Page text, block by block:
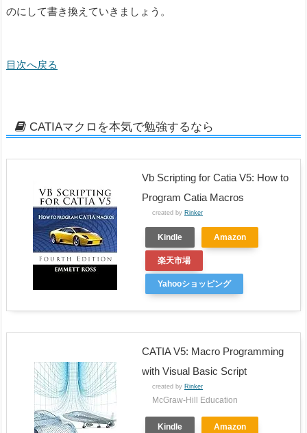
のにして書き換えていきましょう。
目次へ戻る
CATIAマクロを本気で勉強するなら
Vb Scripting for Catia V5: How to
Program Catia Macros
created by Rinker
Kindle Amazon
楽天市場
Yahooショッピング
CATIA V5: Macro Programming
with Visual Basic Script
created by Rinker
McGraw-Hill Education
Kindle Amazon